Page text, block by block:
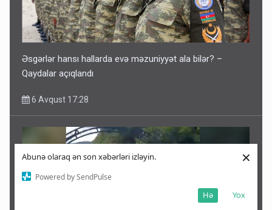
Abunə olaraq ən son xəbərləri izləyin.
Powered by SendPulse
Yox
Hə
×
Əsgərlər hansı hallarda evə məzuniyyət ala bilər? –
Qaydalar açıqlandı
6 Avqust 17:28